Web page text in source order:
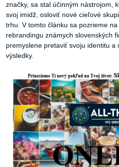
značky, sa stal účinným nástrojom,
svoj imidž, osloviť nové cieľové
trhu. V tomto článku sa pozrieme
rebrandingu známych slovenských
premyslene pretaviť svoju identitu
výsledky.